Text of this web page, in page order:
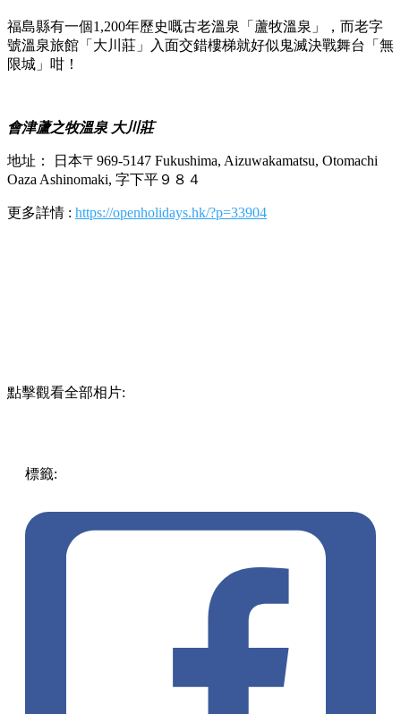
福島縣有一個1,200年歷史嘅古老溫泉「蘆牧溫泉」，而老字
號溫泉旅館「大川莊」入面交錯樓梯就好似鬼滅決戰舞台「無
限城」咁！
會津蘆之牧溫泉 大川莊
地址：
日本〒969-5147 Fukushima, Aizuwakamatsu, Otomachi
Oaza Ashinomaki, 字下平９８４
更多詳情 : https://openholidays.hk/?p=33904
點擊觀看全部相片:
標籤: